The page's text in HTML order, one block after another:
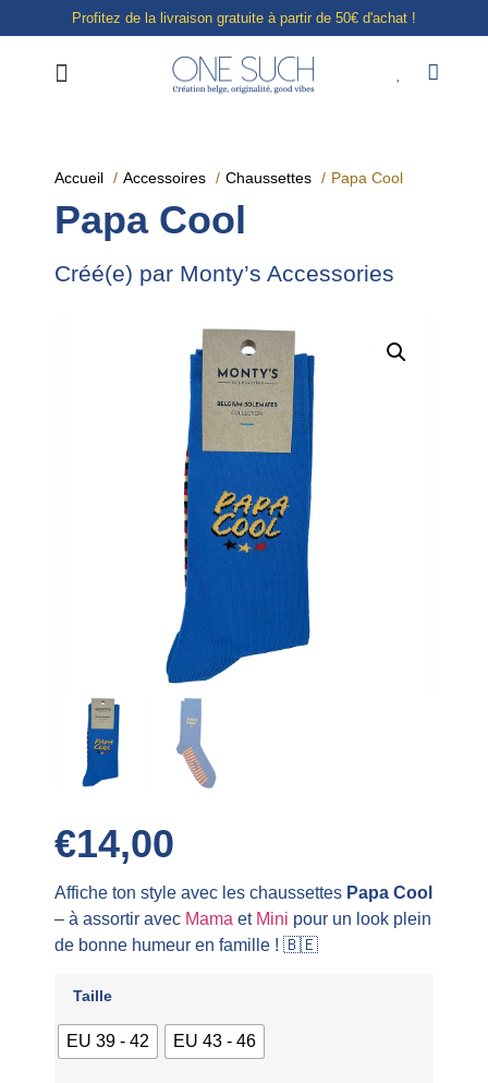
Profitez de la livraison gratuite à partir de 50€ d'achat !
Accueil Accessoires Chaussettes Papa Cool
Papa Cool
Créé(e) par Monty’s Accessories
€14,00
Affiche ton style avec les chaussettes Papa Cool
– à assortir avec Mama et Mini pour un look plein
de bonne humeur en famille ! 🇧🇪
Taille
EU 39 - 42 EU 43 - 46